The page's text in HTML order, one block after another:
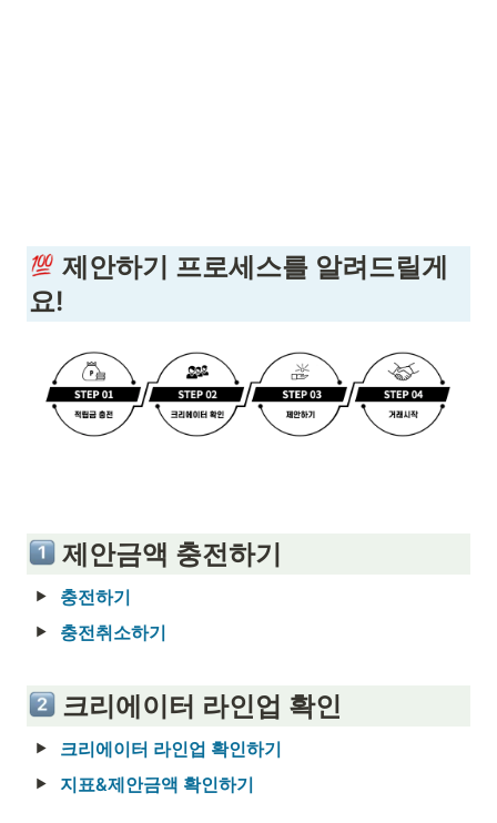
제안하기 프로세스를 알려드릴게
요!
제안금액 충전하기
충전하기
충전취소하기
크리에이터 라인업 확인
크리에이터 라인업 확인하기
지표&제안금액 확인하기